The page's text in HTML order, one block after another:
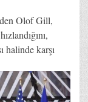
Olof Gill,
halinde karşı